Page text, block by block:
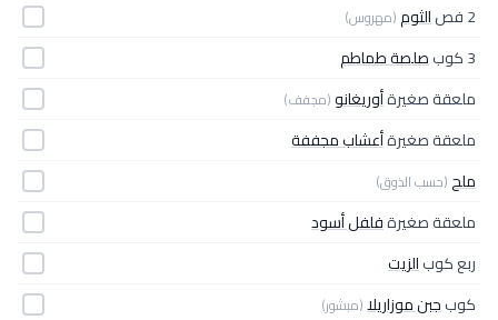
2 فص الثوم(مهروس)
3 كوب
صلصة طماطم
ملعقة صغيرةأوريغانو(مجفف)
ملعقة صغيرةأعشاب مجففة
ملح(حسب الذوق)
ملعقة صغيرةفلفل أسود
ربع كوبالزيت
كوبجبن موزاريلا(مبشور)